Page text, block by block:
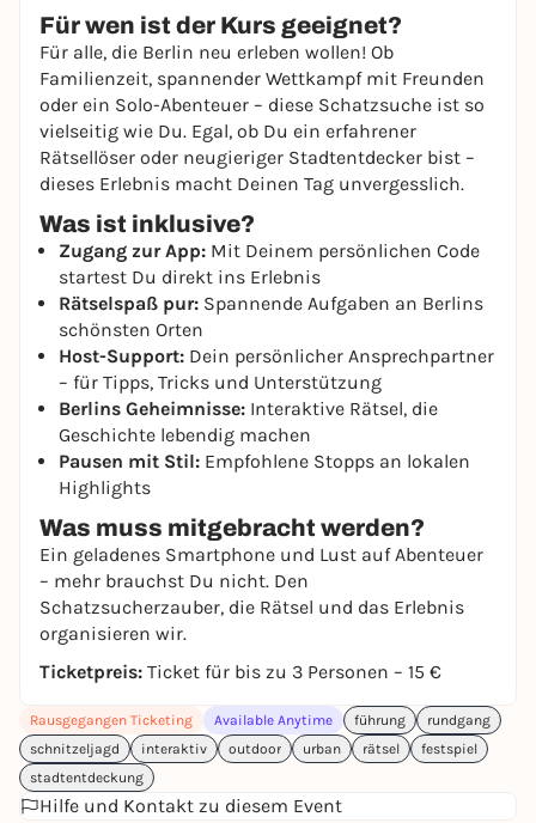
Für wen ist der Kurs geeignet?
Für alle, die Berlin neu erleben wollen! Ob
Familienzeit, spannender Wettkampf mit Freunden
oder ein Solo-Abenteuer – diese Schatzsuche ist so
vielseitig wie Du. Egal, ob Du ein erfahrener
Rätsellöser oder neugieriger Stadtentdecker bist –
dieses Erlebnis macht Deinen Tag unvergesslich.
Was ist inklusive?
Zugang zur App: Mit Deinem persönlichen Code
startest Du direkt ins Erlebnis
Rätselspaß pur: Spannende Aufgaben an Berlins
schönsten Orten
Host-Support: Dein persönlicher Ansprechpartner
– für Tipps, Tricks und Unterstützung
Berlins Geheimnisse: Interaktive Rätsel, die
Geschichte lebendig machen
Pausen mit Stil: Empfohlene Stopps an lokalen
Highlights
Was muss mitgebracht werden?
Ein geladenes Smartphone und Lust auf Abenteuer
– mehr brauchst Du nicht. Den
Schatzsucherzauber, die Rätsel und das Erlebnis
organisieren wir.
Ticketpreis: Ticket für bis zu 3 Personen – 15 €
Rausgegangen Ticketing Available Anytime führung
rundgang
schnitzeljagd
interaktiv outdoor urban rätsel
festspiel
stadtentdeckung
Hilfe und Kontakt zu diesem Event